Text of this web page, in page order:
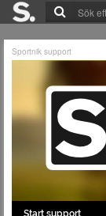
Sportnik support
Start support